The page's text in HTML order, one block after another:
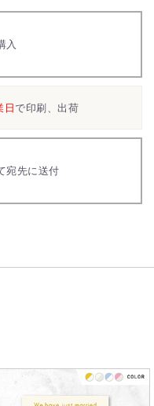
入
日で印刷、出荷
宛先に送付